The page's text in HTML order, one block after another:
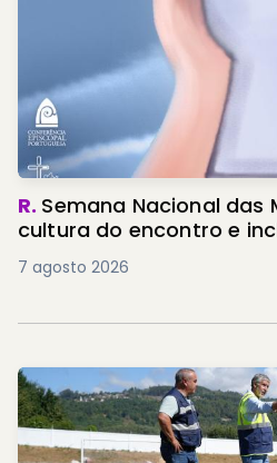
R. Semana Nacional das
cultura do encontro e
7 agosto 2026